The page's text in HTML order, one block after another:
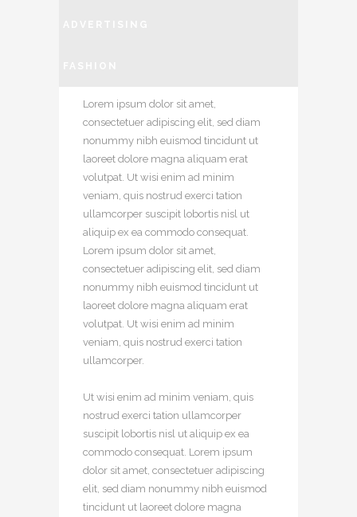
Lorem ipsum dolor sit amet,
consectetuer adipiscing elit, sed diam
nonummy nibh euismod tincidunt ut
laoreet dolore magna aliquam erat
volutpat. Ut wisi enim ad minim
veniam, quis nostrud exerci tation
ullamcorper suscipit lobortis nisl ut
aliquip ex ea commodo consequat.
Lorem ipsum dolor sit amet,
consectetuer adipiscing elit, sed diam
nonummy nibh euismod tincidunt ut
laoreet dolore magna aliquam erat
volutpat. Ut wisi enim ad minim
veniam, quis nostrud exerci tation
ullamcorper.
Ut wisi enim ad minim veniam, quis
nostrud exerci tation ullamcorper
suscipit lobortis nisl ut aliquip ex ea
commodo consequat. Lorem ipsum
dolor sit amet, consectetuer adipiscing
elit, sed diam nonummy nibh euismod
tincidunt ut laoreet dolore magna